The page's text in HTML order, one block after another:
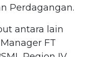
Perdagangan.
antara lain
FT